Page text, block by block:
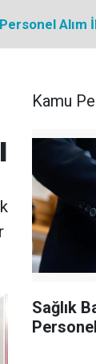
Alım
Kamu
Sağlık